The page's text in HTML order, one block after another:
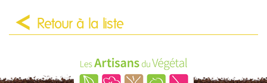
Retour à la liste